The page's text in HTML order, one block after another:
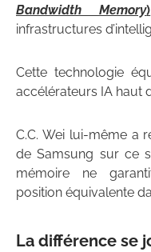
Bandwidth Memory)
infrastructures
Cette technologie
accélérateurs IA haut
C.C. Wei lui-même a
de Samsung sur ce
mémoire ne
position équivalente
La différence se